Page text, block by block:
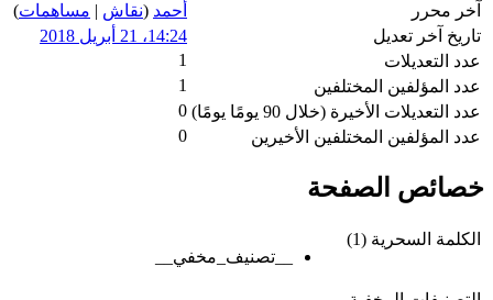
آخر محرر
أحمد (نقاش | مساهمات)
تاريخ آخر تعديل
14:24، 21 أبريل 2018
عدد التعديلات
1
عدد المؤلفين المختلفين
1
عدد التعديلات الأخيرة (خلال 90 يومًا يومًا)
0
عدد المؤلفين المختلفين الأخيرين
0
خصائص الصفحة
الكلمة السحرية (1)
__تصنيف_مخفي__